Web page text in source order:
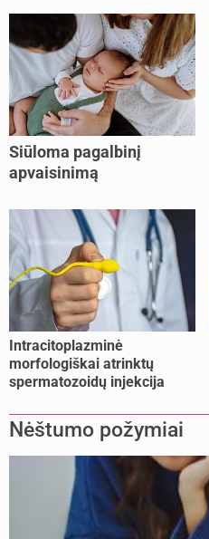
Siūloma pagalbinį
apvaisinimą
nesusituokusiems, ir
vienišoms moterims
(10)
Intracitoplazminė
morfologiškai atrinktų
spermatozoidų injekcija
Nėštumo požymiai